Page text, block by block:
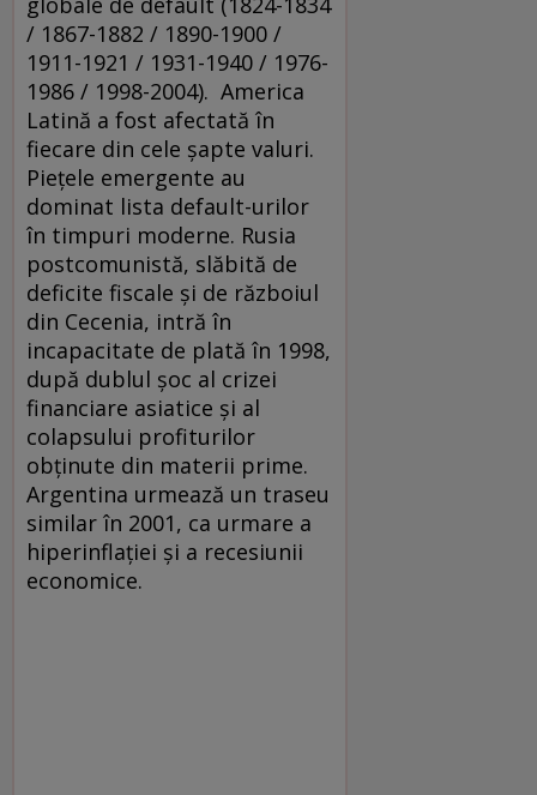
/ 1867-1882 / 1890-1900 /
1911-1921 / 1931-1940 / 1976-
1986 / 1998-2004). America
Latină a fost afectată în
fiecare din cele şapte valuri.
Pieţele emergente au
dominat lista default-urilor
în timpuri moderne. Rusia
postcomunistă, slăbită de
deficite fiscale şi de războiul
din Cecenia, intră în
incapacitate de plată în 1998,
după dublul şoc al crizei
financiare asiatice şi al
colapsului profiturilor
obţinute din materii prime.
Argentina urmează un traseu
similar în 2001, ca urmare a
hiperinflaţiei şi a recesiunii
economice.